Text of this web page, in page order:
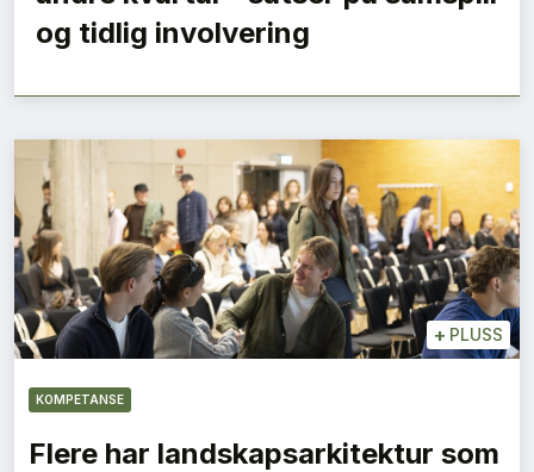
og tidlig involvering
+ PLUSS
KOMPETANSE
Flere har landskapsarkitektur som